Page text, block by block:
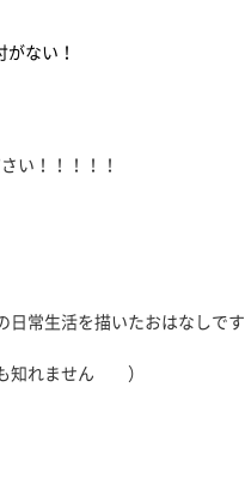
ない！
い！！！！！
常生活を描いたおはなしです
知れません ）